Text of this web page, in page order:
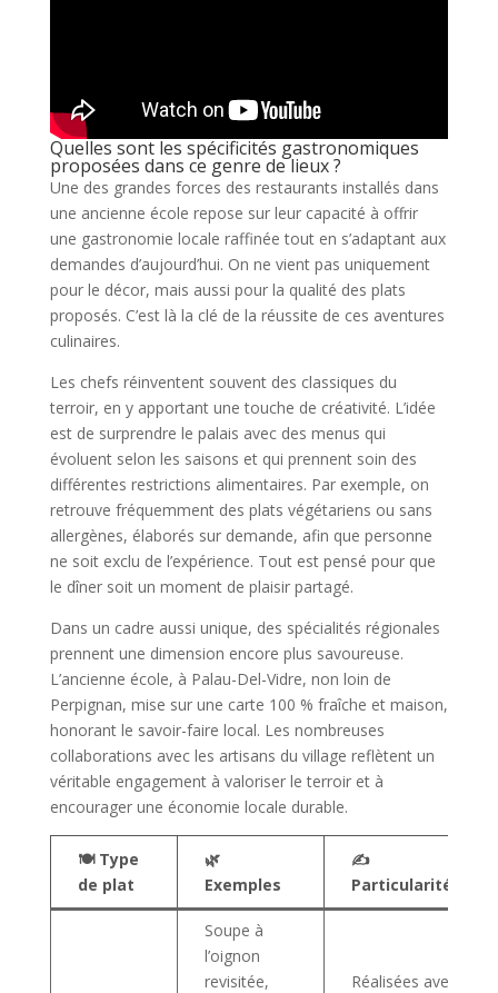
Quelles sont les spécificités gastronomiques
proposées dans ce genre de lieux ?
Une des grandes forces des restaurants installés dans
une ancienne école repose sur leur capacité à offrir
une gastronomie locale raffinée tout en s’adaptant aux
demandes d’aujourd’hui. On ne vient pas uniquement
pour le décor, mais aussi pour la qualité des plats
proposés. C’est là la clé de la réussite de ces aventures
culinaires.
Les chefs réinventent souvent des classiques du
terroir, en y apportant une touche de créativité. L’idée
est de surprendre le palais avec des menus qui
évoluent selon les saisons et qui prennent soin des
différentes restrictions alimentaires. Par exemple, on
retrouve fréquemment des plats végétariens ou sans
allergènes, élaborés sur demande, afin que personne
ne soit exclu de l’expérience. Tout est pensé pour que
le dîner soit un moment de plaisir partagé.
Dans un cadre aussi unique, des spécialités régionales
prennent une dimension encore plus savoureuse.
L’ancienne école, à Palau-Del-Vidre, non loin de
Perpignan, mise sur une carte 100 % fraîche et maison,
honorant le savoir-faire local. Les nombreuses
collaborations avec les artisans du village reflètent un
véritable engagement à valoriser le terroir et à
encourager une économie locale durable.
🍽️ Type
de plat
🌿
Exemples
✍
Particularités
Soupe à
l’oignon
revisitée,
Réalisées avec